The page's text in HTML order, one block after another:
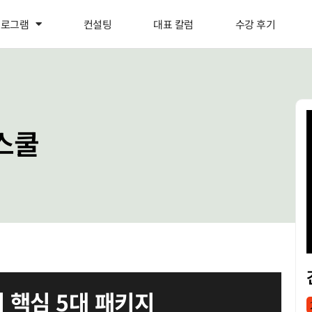
그램 컨설팅 대표 칼럼 수강 후기
쿨
핵심 5대 패키지